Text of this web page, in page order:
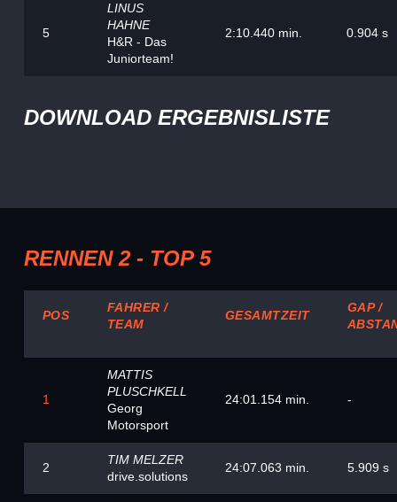
5
LINUS
HAHNE
H&R - Das
Juniorteam!
2:10.440 min. 0.904 s
DOWNLOAD ERGEBNISLISTE
RENNEN 2 - TOP 5
POS
FAHRER /
TEAM
GESAMTZEIT
GAP /
1
MATTIS
PLUSCHKELL
Georg
Motorsport
24:01.154 min. -
2
TIM MELZER
drive.solutions
24:07.063 min. 5.909 s